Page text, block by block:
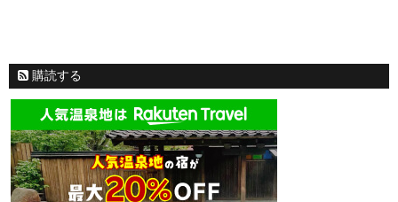
購読する